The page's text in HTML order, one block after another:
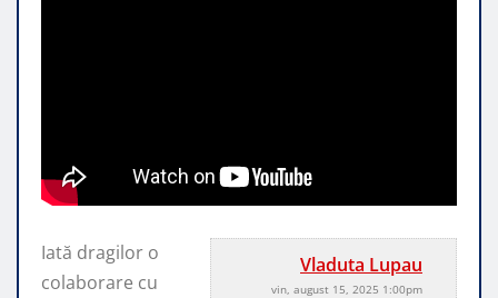
Vladuta Lupau
vin, august 15, 2025 1:00pm
Iată dragilor o
colaborare cu